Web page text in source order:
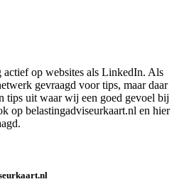
op websites als LinkedIn. Als
gevraagd voor tips, maar daar
tips uit waar wij een goed gevoel bij
op belastingadviseurkaart.nl en hier